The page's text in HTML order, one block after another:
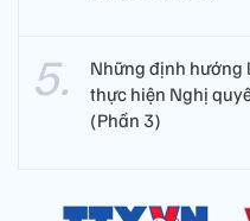
Những định hướng
thực hiện Nghị
(Phần 3)